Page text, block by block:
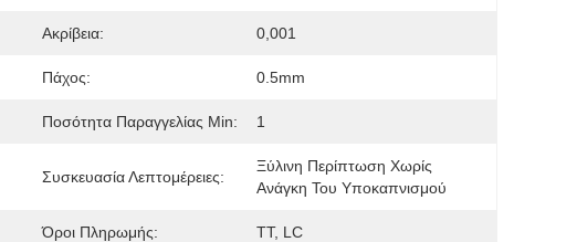
Ακρίβεια: 0,001
Πάχος: 0.5mm
Ποσότητα Παραγγελίας Min: 1
Συσκευασία Λεπτομέρειες:
Ξύλινη Περίπτωση Χωρίς
Ανάγκη Του Υποκαπνισμού
Όροι Πληρωμής: TT, LC